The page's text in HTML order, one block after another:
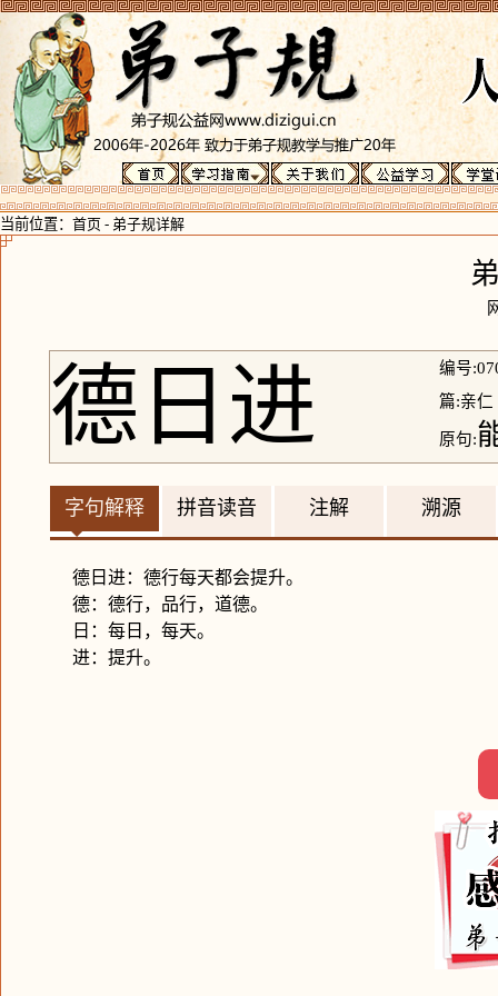
当前位置： 首页 - 弟子规详解
德日进
编号
篇:亲仁
原句:
字句解释 拼音读音 注解 溯源
德日进：德行每天都会提升。
德：德行，品行，道德。
日：每日，每天。
进：提升。